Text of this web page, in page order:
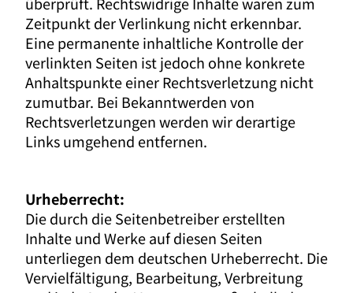
Zeitpunkt der Verlinkung nicht erkennbar.
Eine permanente inhaltliche Kontrolle der
verlinkten Seiten ist jedoch ohne konkrete
Anhaltspunkte einer Rechtsverletzung nicht
zumutbar. Bei Bekanntwerden von
Rechtsverletzungen werden wir derartige
Links umgehend entfernen.
Urheberrecht:
Die durch die Seitenbetreiber erstellten
Inhalte und Werke auf diesen Seiten
unterliegen dem deutschen Urheberrecht. Die
Vervielfältigung, Bearbeitung, Verbreitung